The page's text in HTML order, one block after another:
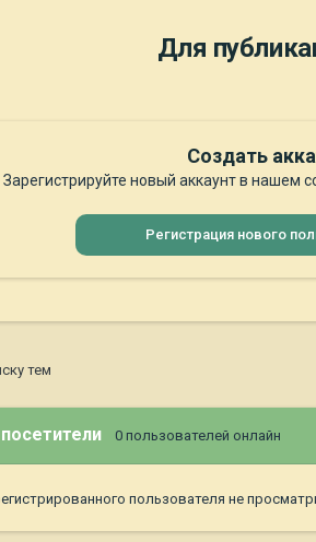
Для
Создать
Зарегистрируйте новый аккаунт в нашем
Регистрация нового
тем
0 пользователей онлайн
пользователя не